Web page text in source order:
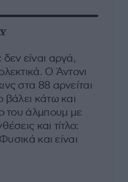
δεν είναι αργά,
Ο Άντονι
στα 88 αρνείται
βάλει κάτω και
του άλμπουμ με
και τίτλο:
και είναι